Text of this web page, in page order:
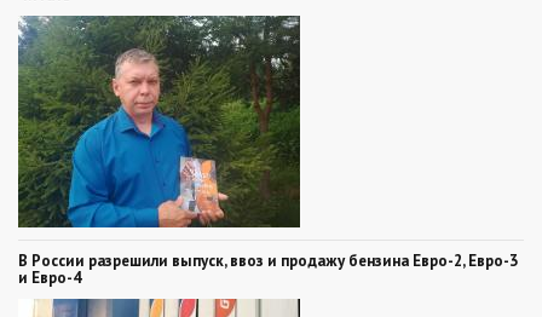
В России разрешили выпуск, ввоз и продажу бензина Евро-2, Евро-3
и Евро-4